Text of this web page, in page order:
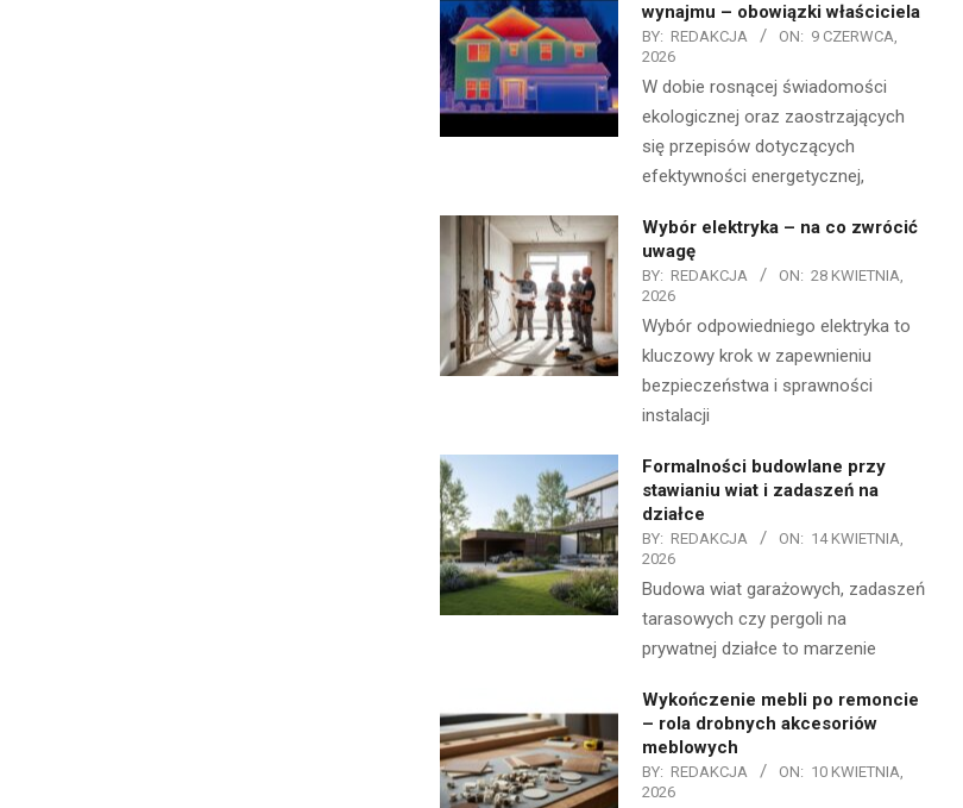
wynajmu – obowiązki właściciela
BY: REDAKCJA ON: 9 CZERWCA,
2026
W dobie rosnącej świadomości
ekologicznej oraz zaostrzających
się przepisów dotyczących
efektywności energetycznej,
Wybór elektryka – na co zwrócić
uwagę
BY: REDAKCJA ON: 28 KWIETNIA,
2026
Wybór odpowiedniego elektryka to
kluczowy krok w zapewnieniu
bezpieczeństwa i sprawności
instalacji
Formalności budowlane przy
stawianiu wiat i zadaszeń na
działce
BY: REDAKCJA ON: 14 KWIETNIA,
2026
Budowa wiat garażowych, zadaszeń
tarasowych czy pergoli na
prywatnej działce to marzenie
Wykończenie mebli po remoncie
– rola drobnych akcesoriów
meblowych
BY: REDAKCJA ON: 10 KWIETNIA,
2026